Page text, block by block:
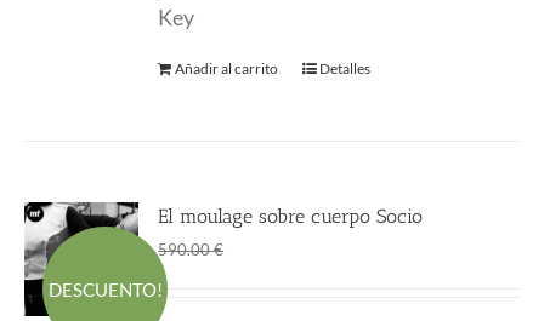
Key
Añadir al carrito Detalles
DESCUENTO!
El moulage sobre cuerpo Socio
590.00€